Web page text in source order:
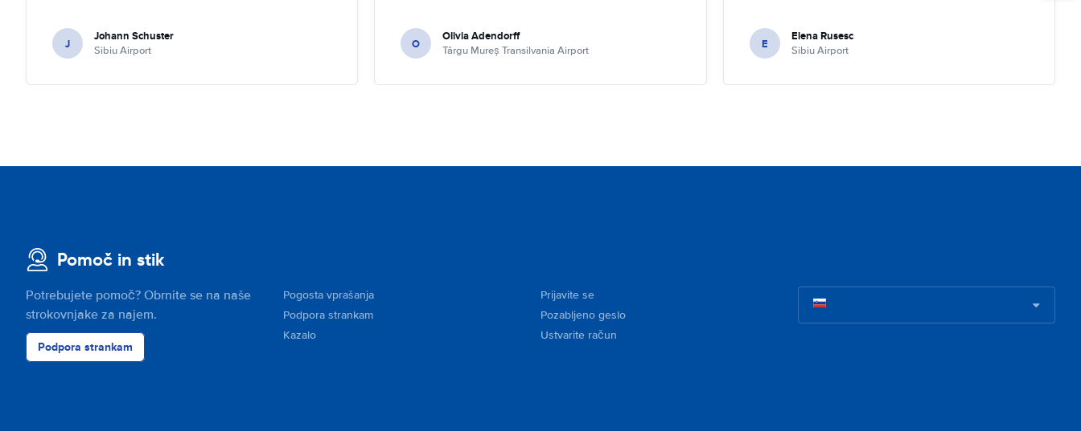
J Johann Schuster
Sibiu Airport O Olivia Adendorff
Târgu Mureș Transilvania Airport E Elena Rusesc
Sibiu Airport
Pomoč in stik
Potrebujete pomoč? Obrnite se na naše
strokovnjake za najem.
Podpora strankam
Pogosta vprašanja
Podpora strankam
Kazalo
Prijavite se
Pozabljeno geslo
Ustvarite račun